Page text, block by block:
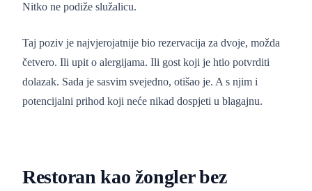
Nitko ne podiže služalicu.
Taj poziv je najvjerojatnije bio rezervacija za dvoje, možda
četvero. Ili upit o alergijama. Ili gost koji je htio potvrditi
dolazak. Sada je sasvim svejedno, otišao je. A s njim i
potencijalni prihod koji neće nikad dospjeti u blagajnu.
Restoran kao žongler bez